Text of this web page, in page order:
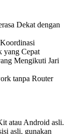
Dekat dengan
yang Cepat
Mengikuti Jari
tanpa Router
atau Android asli.
asli, gunakan